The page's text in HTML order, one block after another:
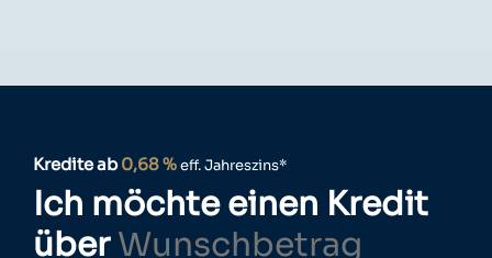
Kredite ab0,68 %eff. Jahreszins*
Ich möchte einen Kredit
über